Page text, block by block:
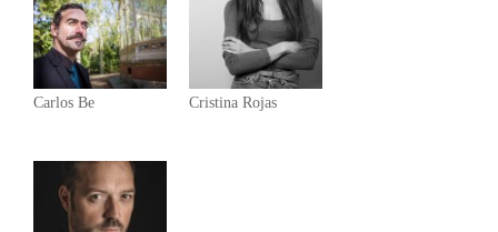
Carlos Be Cristina Rojas
Las Princesas del
Pacífico